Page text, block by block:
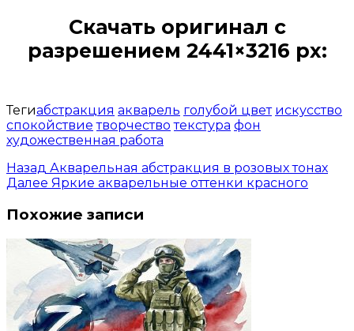
Скачать оригинал с
разрешением 2441×3216 px:
Тегиабстракция акварель голубой цвет искусство
спокойствие творчество текстура фон
художественная работа
Назад Акварельная абстракция в розовых тонах
Далее Яркие акварельные оттенки красного
Похожие записи